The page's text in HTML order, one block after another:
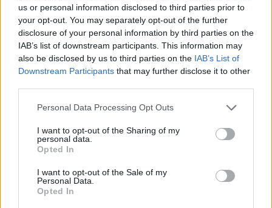
us or personal information disclosed to third parties prior to
your opt-out. You may separately opt-out of the further
disclosure of your personal information by third parties on the
IAB’s list of downstream participants. This information may
also be disclosed by us to third parties on the IAB’s List of
Downstream Participants that may further disclose it to other
Personal Data Processing Opt Outs
I want to opt-out of the Sharing of my
personal data.
Opted In
I want to opt-out of the Sale of my
Personal Data.
Opted In